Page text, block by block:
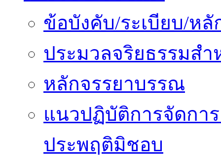
ข้อบังคับ/ระเบียบ/ห
ประมวลจริยธรรมส
หลักจรรยาบรรณ
แนวปฏิบัติการจัดการ
ประพฤติมิชอบ